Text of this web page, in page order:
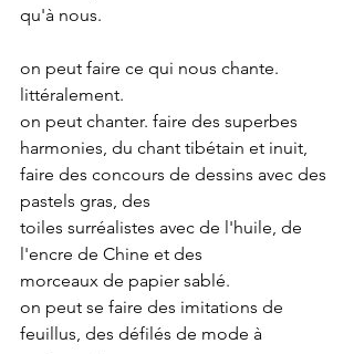
qu'à nous.
on peut faire ce qui nous chante.
littéralement.
on peut chanter. faire des superbes
harmonies, du chant tibétain et inuit,
faire des concours de dessins avec des
pastels gras, des
toiles surréalistes avec de l'huile, de
l'encre de Chine et des
morceaux de papier sablé.
on peut se faire des imitations de
feuillus, des défilés de mode à